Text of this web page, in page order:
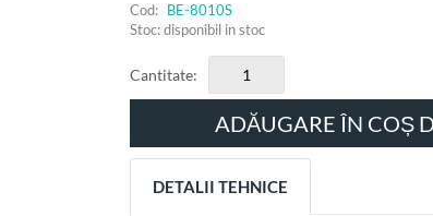
Cod: BE-8010S
Stoc: disponibil in stoc
Cantitate:
DETALII TEHNICE